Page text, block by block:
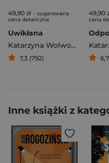
49,90 zł - sugerowana
cena detaliczna
Uwikłana
Katarzyna Wolwowicz
7,3 (792)
49,90
cena
Inne książki z